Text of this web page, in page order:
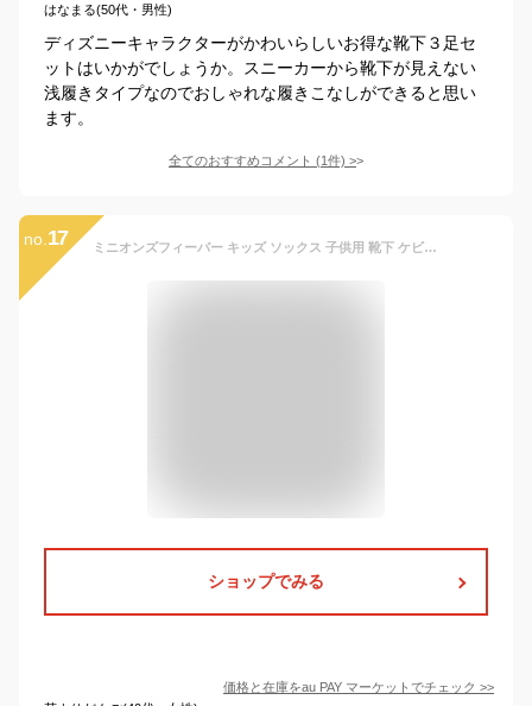
はなまる(50代・男性)
ディズニーキャラクターがかわいらしいお得な靴下３足セ
ットはいかがでしょうか。スニーカーから靴下が見えない
浅履きタイプなのでおしゃれな履きこなしができると思い
ます。
全てのおすすめコメント (1件) >
no. 17 ミニオンズフィーバー キッズ ソックス 子供用 靴下 ケビン NV ユニバーサル映画 キャラクター グッズ メール便可
ショップでみる
価格と在庫をau PAY マーケット でチェック >>